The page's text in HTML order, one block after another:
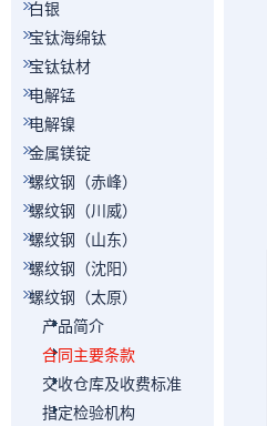
白银
宝钛海绵钛
宝钛钛材
电解锰
电解镍
金属镁锭
螺纹钢（赤峰）
螺纹钢（川威）
螺纹钢（山东）
螺纹钢（沈阳）
螺纹钢（太原）
产品简介
合同主要条款
交收仓库及收费标准
指定检验机构